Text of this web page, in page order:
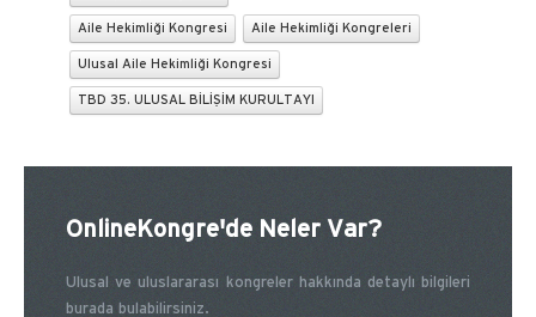
Aile Hekimliği Kongresi Aile Hekimliği Kongreleri
Ulusal Aile Hekimliği Kongresi
TBD 35. ULUSAL BİLİŞİM KURULTAYI
OnlineKongre'de Neler Var?
Ulusal ve uluslararası kongreler hakkında detaylı bilgileri
burada bulabilirsiniz.